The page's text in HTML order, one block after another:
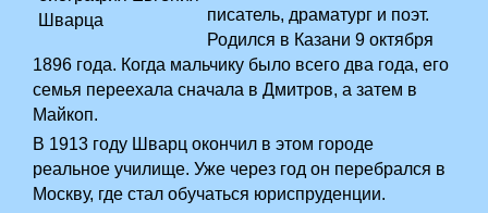
писатель, драматург и поэт.
Родился в Казани 9 октября
1896 года. Когда мальчику было всего два года, его
семья переехала сначала в Дмитров, а затем в
Майкоп.
В 1913 году Шварц окончил в этом городе
реальное училище. Уже через год он перебрался в
Москву, где стал обучаться юриспруденции.